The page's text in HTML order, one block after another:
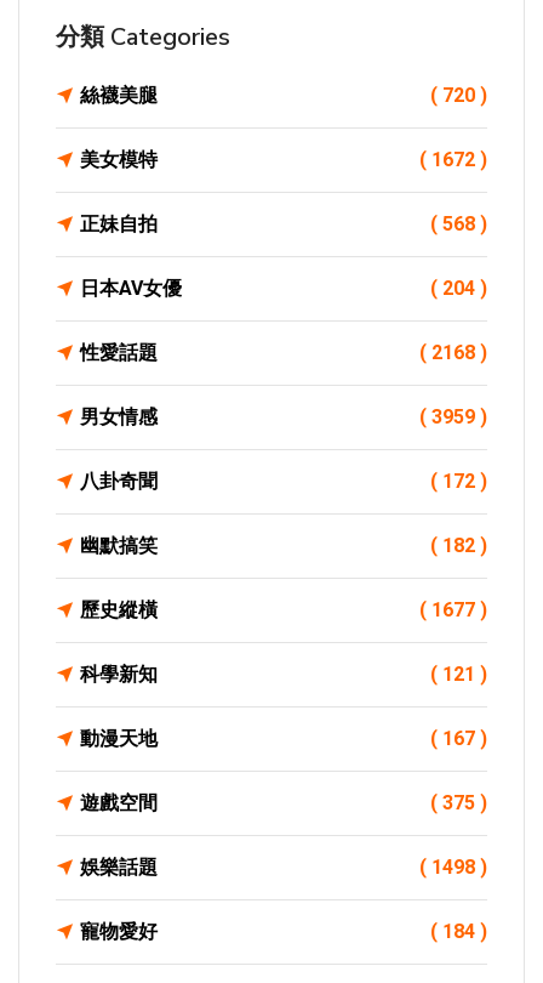
分類 Categories
絲襪美腿 ( 720 )
美女模特 ( 1672 )
正妹自拍 ( 568 )
日本AV女優 ( 204 )
性愛話題 ( 2168 )
男女情感 ( 3959 )
八卦奇聞 ( 172 )
幽默搞笑 ( 182 )
歷史縱橫 ( 1677 )
科學新知 ( 121 )
動漫天地 ( 167 )
遊戲空間 ( 375 )
娛樂話題 ( 1498 )
寵物愛好 ( 184 )